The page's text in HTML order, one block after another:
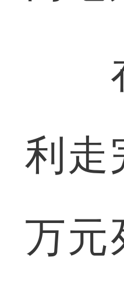
在
利走
万元